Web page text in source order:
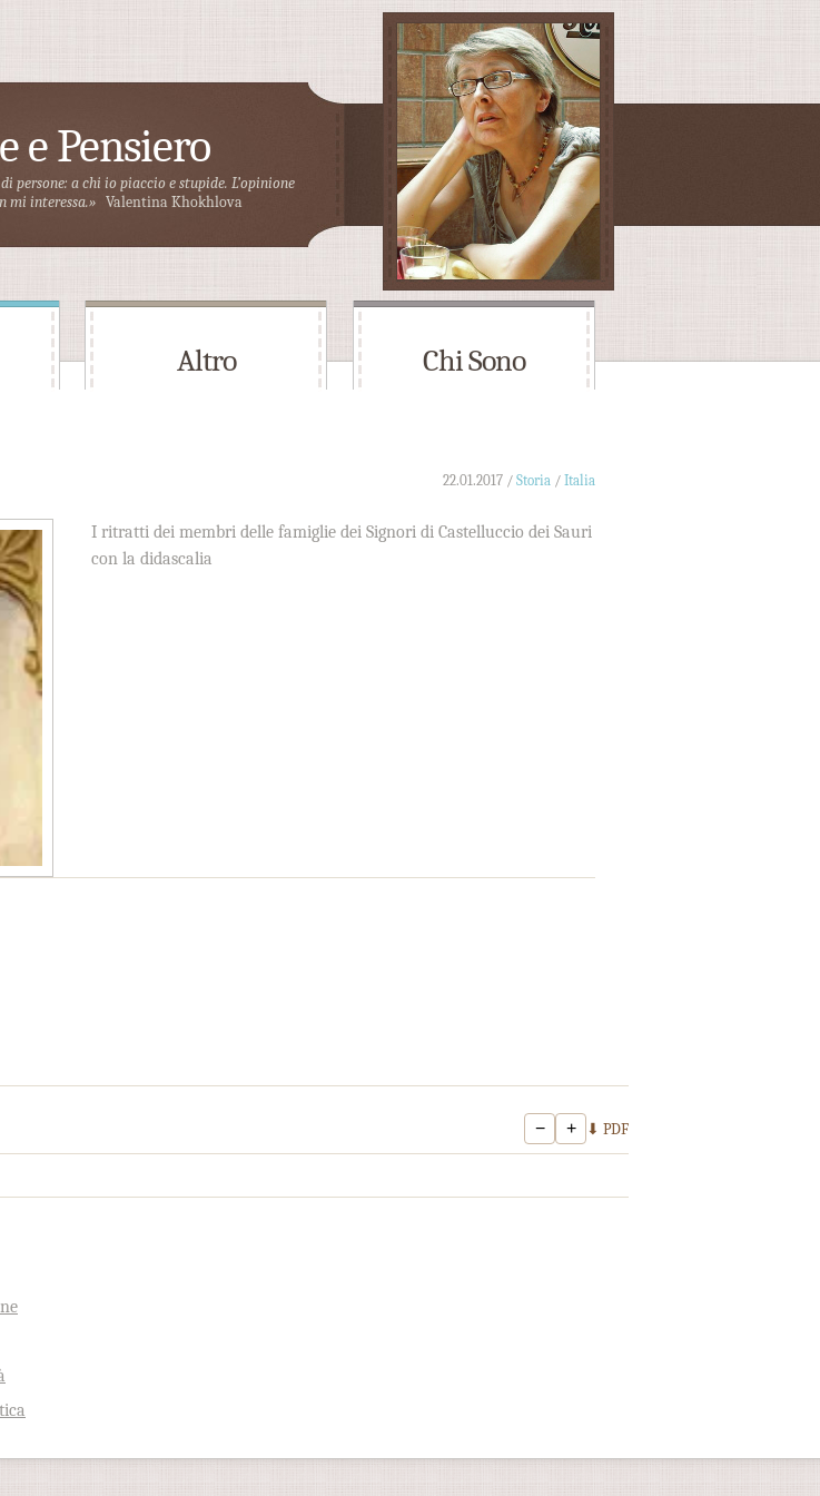
e Pensiero
persone: a chi io piaccio e stupide. L’opinione
mi interessa.» Valentina Khokhlova
Altro Chi Sono
22.01.2017 / Storia / Italia
I ritratti dei membri delle famiglie dei Signori di Castelluccio dei Sauri
con la didascalia
− + ⬇ PDF